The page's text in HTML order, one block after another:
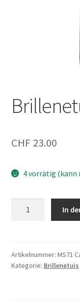
CHF23.00
4 vorrätig (kann
In
Artikelnummer: MS71
Kategorie: Brillenetuis